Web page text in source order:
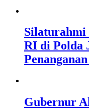
Silaturahmi
RI di Polda
Gubernur